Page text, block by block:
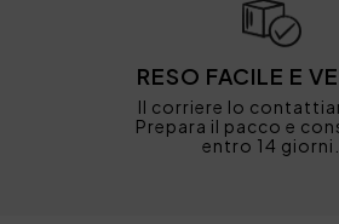
RESO FACILE E
Il corriere lo
Prepara il pacco e
entro 14 giorni.